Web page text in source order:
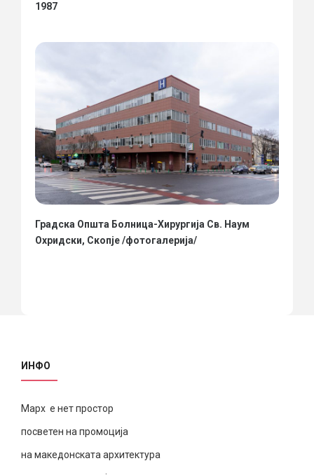
1987
Градска Општа Болница-Хирургија Св. Наум
Охридски, Скопје /фотогалерија/
ИНФО
Марх е нет простор
посветен на промоција
на македонската архитектура